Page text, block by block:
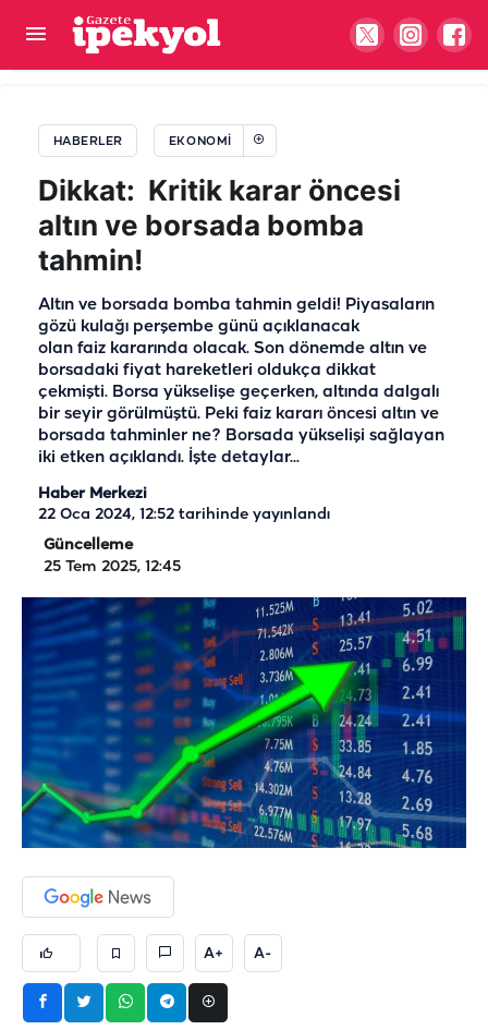
HABERLER EKONOMI
Dikkat: Kritik karar öncesi
altın ve borsada bomba
tahmin!
Altın ve borsada bomba tahmin geldi! Piyasaların
gözü kulağı perşembe günü açıklanacak
olan faiz kararında olacak. Son dönemde altın ve
borsadaki fiyat hareketleri oldukça dikkat
çekmişti. Borsa yükselişe geçerken, altında dalgalı
bir seyir görülmüştü. Peki faiz kararı öncesi altın ve
borsada tahminler ne? Borsada yükselişi sağlayan
iki etken açıklandı. İşte detaylar...
Haber Merkezi
22 Oca 2024, 12:52 tarihinde yayınlandı
Güncelleme
25 Tem 2025, 12:45
A+ A-
Türkiye'de nüfusun yarısı bankaya borçlu: Her